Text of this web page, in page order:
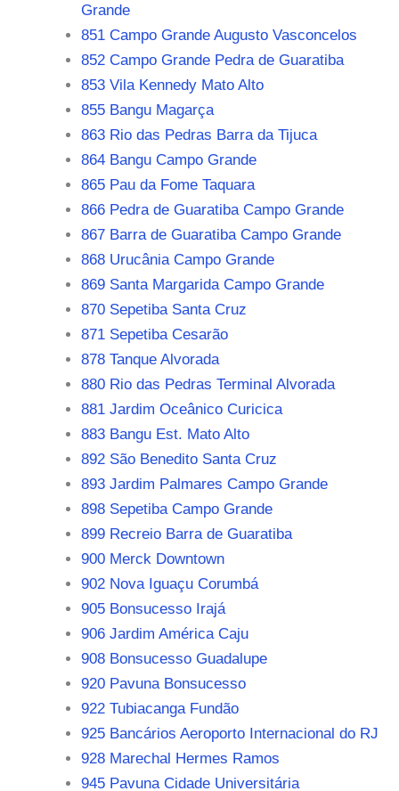
Grande
851 Campo Grande Augusto Vasconcelos
852 Campo Grande Pedra de Guaratiba
853 Vila Kennedy Mato Alto
855 Bangu Magarça
863 Rio das Pedras Barra da Tijuca
864 Bangu Campo Grande
865 Pau da Fome Taquara
866 Pedra de Guaratiba Campo Grande
867 Barra de Guaratiba Campo Grande
868 Urucânia Campo Grande
869 Santa Margarida Campo Grande
870 Sepetiba Santa Cruz
871 Sepetiba Cesarão
878 Tanque Alvorada
880 Rio das Pedras Terminal Alvorada
881 Jardim Oceânico Curicica
883 Bangu Est. Mato Alto
892 São Benedito Santa Cruz
893 Jardim Palmares Campo Grande
898 Sepetiba Campo Grande
899 Recreio Barra de Guaratiba
900 Merck Downtown
902 Nova Iguaçu Corumbá
905 Bonsucesso Irajá
906 Jardim América Caju
908 Bonsucesso Guadalupe
920 Pavuna Bonsucesso
922 Tubiacanga Fundão
925 Bancários Aeroporto Internacional do RJ
928 Marechal Hermes Ramos
945 Pavuna Cidade Universitária